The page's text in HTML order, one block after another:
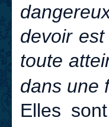
devoir
toute
dans une
Elles